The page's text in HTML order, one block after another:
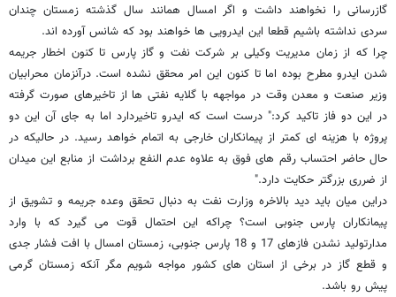
گازرسانی را نخواهند داشت و اگر امسال همانند سال گذشته زمستان چندان
سردی نداشته باشیم قطعا این ایدرویی ها خواهند بود که شانس آورده اند.
چرا که از زمان مدیریت وکیلی بر شرکت نفت و گاز پارس تا کنون اخطار جریمه
شدن ایدرو مطرح بوده اما تا کنون این امر محقق نشده است. درآنزمان محرابیان
وزیر صنعت و معدن وقت در مواجهه با گلایه نفتی ها از تاخیرهای صورت گرفته
در این دو فاز تاکید کرد:" درست است که ایدرو تاخیردارد اما به جای آن این دو
پروژه با هزینه ای کمتر از پیمانکاران خارجی به اتمام خواهد رسید. در حالیکه در
حال حاضر احتساب رقم های فوق به علاوه عدم النفع برداشت از منابع این میدان
از ضرری بزرگتر حکایت دارد."
دراین میان باید دید بالاخره وزارت نفت به دنبال تحقق وعده جریمه و تشویق از
پیمانکاران پارس جنوبی است؟ چراکه این احتمال قوت می گیرد که با وارد
مدارتولید نشدن فازهای 17 و 18 پارس جنوبی، زمستان امسال با افت فشار جدی
و قطع گاز در برخی از استان های کشور مواجه شویم مگر آنکه زمستان گرمی
پیش رو باشد.